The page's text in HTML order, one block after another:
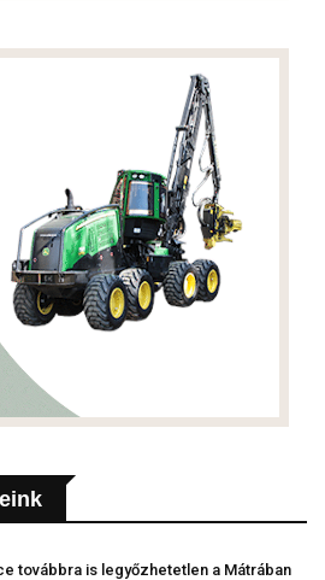
továbbra is legyőzhetetlen a Mátrában